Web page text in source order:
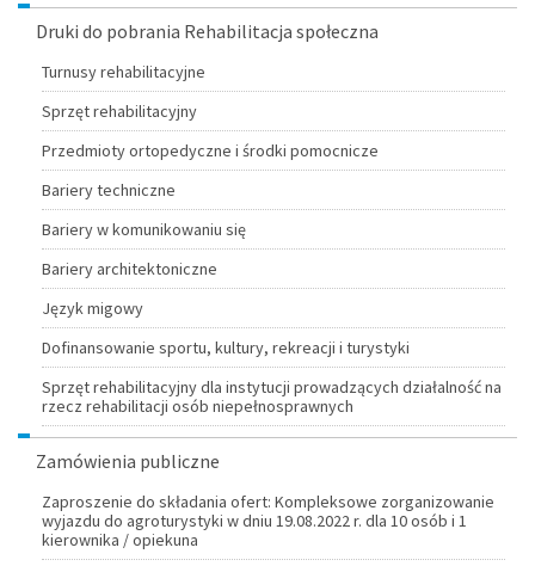
Druki do pobrania Rehabilitacja społeczna
Turnusy rehabilitacyjne
Sprzęt rehabilitacyjny
Przedmioty ortopedyczne i środki pomocnicze
Bariery techniczne
Bariery w komunikowaniu się
Bariery architektoniczne
Język migowy
Dofinansowanie sportu, kultury, rekreacji i turystyki
Sprzęt rehabilitacyjny dla instytucji prowadzących działalność na
rzecz rehabilitacji osób niepełnosprawnych
Zamówienia publiczne
Zaproszenie do składania ofert: Kompleksowe zorganizowanie
wyjazdu do agroturystyki w dniu 19.08.2022 r. dla 10 osób i 1
kierownika / opiekuna